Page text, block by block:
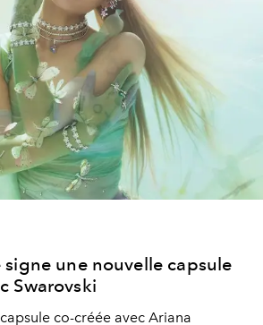
une nouvelle capsule
Swarovski
co-créée avec Ariana